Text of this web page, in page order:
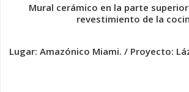
Mural cerámico en la parte
revestimiento de la
Lugar: Amazónico Miami. / Proyecto: